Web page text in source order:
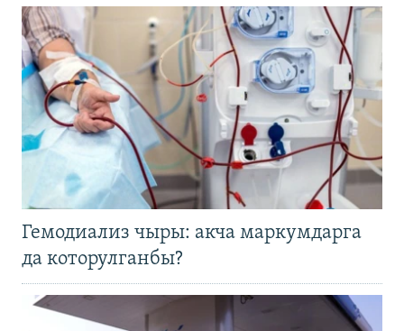
Гемодиализ чыры: акча маркумдарга
да которулганбы?